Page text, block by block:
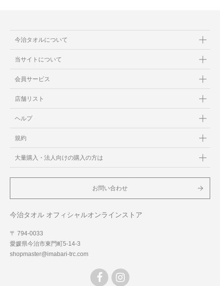
今治タオルについて
当サイトについて
会員サービス
店舗リスト
ヘルプ
規約
大量購入・法人向けの購入の方は
お問い合わせ
今治タオル オフィシャルオンラインストア
〒 794-0033
愛媛県今治市東門町5-14-3
shopmaster@imabari-trc.com